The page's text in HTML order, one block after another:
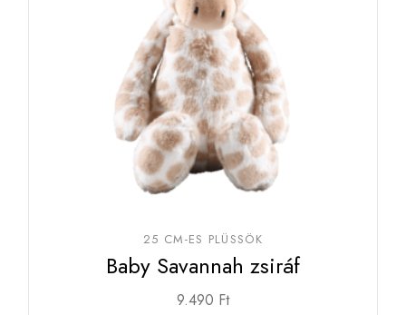
25 CM-ES PLÜSSÖK
Baby Savannah zsiráf
9.490 Ft